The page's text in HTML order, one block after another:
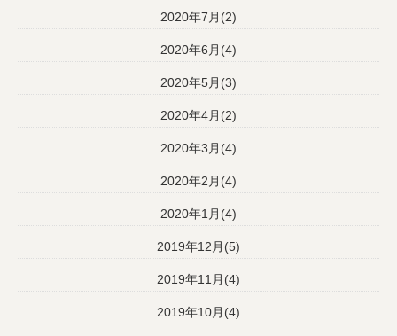
2020年7月(2)
2020年6月(4)
2020年5月(3)
2020年4月(2)
2020年3月(4)
2020年2月(4)
2020年1月(4)
2019年12月(5)
2019年11月(4)
2019年10月(4)